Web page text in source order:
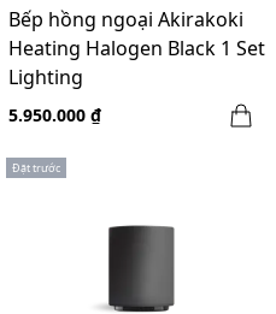
Bếp hồng ngoại Akirakoki
Heating Halogen Black 1 Set
Lighting
5.950.000 ₫
Đặt trước